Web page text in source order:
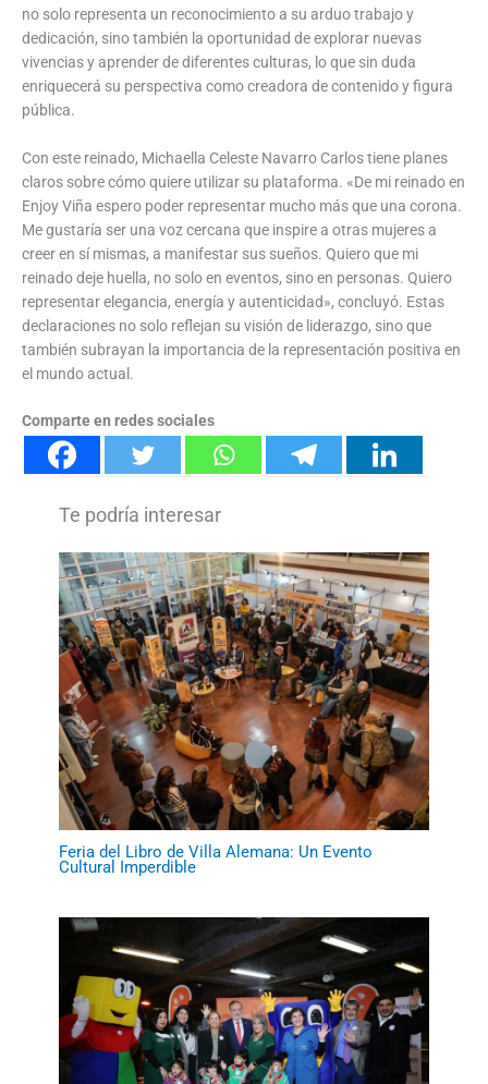
no solo representa un reconocimiento a su arduo trabajo y
dedicación, sino también la oportunidad de explorar nuevas
vivencias y aprender de diferentes culturas, lo que sin duda
enriquecerá su perspectiva como creadora de contenido y figura
pública.
Con este reinado, Michaella Celeste Navarro Carlos tiene planes
claros sobre cómo quiere utilizar su plataforma. «De mi reinado en
Enjoy Viña espero poder representar mucho más que una corona.
Me gustaría ser una voz cercana que inspire a otras mujeres a
creer en sí mismas, a manifestar sus sueños. Quiero que mi
reinado deje huella, no solo en eventos, sino en personas. Quiero
representar elegancia, energía y autenticidad», concluyó. Estas
declaraciones no solo reflejan su visión de liderazgo, sino que
también subrayan la importancia de la representación positiva en
el mundo actual.
Comparte en redes sociales
Feria del Libro de Villa Alemana: Un Evento
Cultural Imperdible